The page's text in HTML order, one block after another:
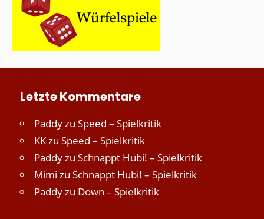
Letzte Kommentare
Paddy zu Speed – Spielkritik
KK zu Speed – Spielkritik
Paddy zu Schnappt Hubi! – Spielkritik
Mimi zu Schnappt Hubi! – Spielkritik
Paddy zu Down – Spielkritik